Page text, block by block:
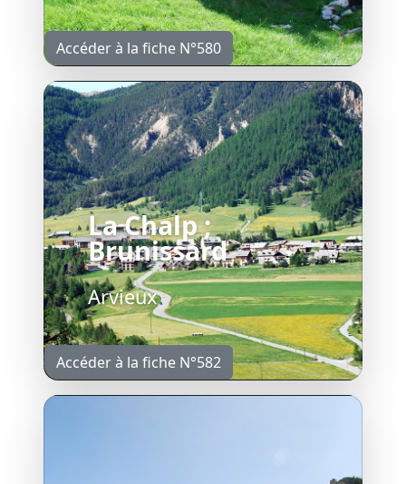
Accéder à la fiche N°580
La Chalp ;
Brunissard
Arvieux
Accéder à la fiche N°582